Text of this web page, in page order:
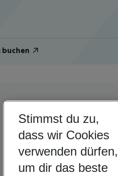
buchen
Stimmst du zu,
dass wir Cookies
verwenden dürfen,
um dir das beste